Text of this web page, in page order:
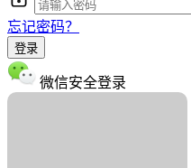
忘记密码？
登录
微信安全登录